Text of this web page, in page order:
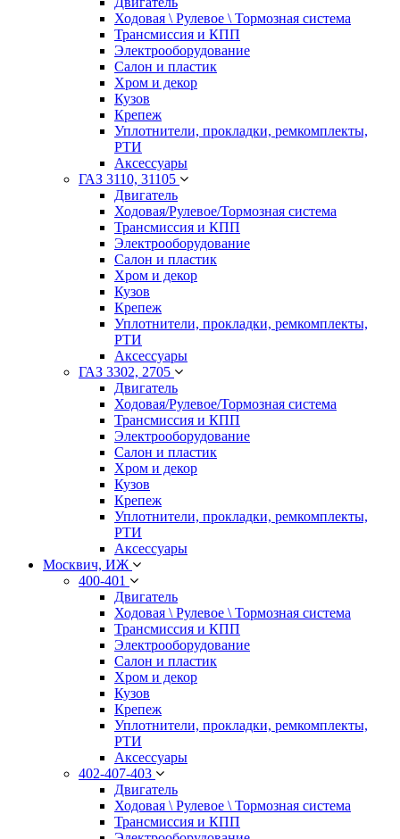
Ходовая \ Рулевое \ Тормозная система
Трансмиссия и КПП
Электрооборудование
Салон и пластик
Хром и декор
Кузов
Крепеж
Уплотнители, прокладки, ремкомплекты,
РТИ
Аксессуары
ГАЗ 3110, 31105
Двигатель
Ходовая/Рулевое/Тормозная система
Трансмиссия и КПП
Электрооборудование
Салон и пластик
Хром и декор
Кузов
Крепеж
Уплотнители, прокладки, ремкомплекты,
РТИ
Аксессуары
ГАЗ 3302, 2705
Двигатель
Ходовая/Рулевое/Тормозная система
Трансмиссия и КПП
Электрооборудование
Салон и пластик
Хром и декор
Кузов
Крепеж
Уплотнители, прокладки, ремкомплекты,
РТИ
Аксессуары
Москвич, ИЖ
400-401
Двигатель
Ходовая \ Рулевое \ Тормозная система
Трансмиссия и КПП
Электрооборудование
Салон и пластик
Хром и декор
Кузов
Крепеж
Уплотнители, прокладки, ремкомплекты,
РТИ
Аксессуары
402-407-403
Двигатель
Ходовая \ Рулевое \ Тормозная система
Трансмиссия и КПП